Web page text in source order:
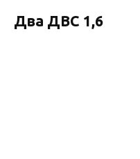
Два ДВС 1,6